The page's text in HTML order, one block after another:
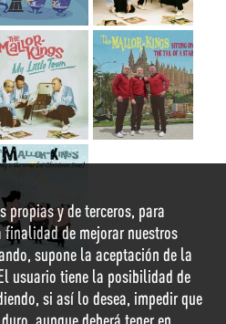
propias y de terceros, para
de mejorar nuestros
supone la aceptación de la
usuario tiene la posibilidad de
si así lo desea, impedir que